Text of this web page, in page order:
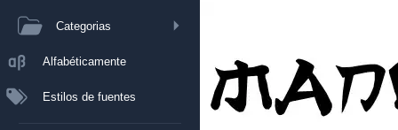
Categorias
Alfabéticamente
Estilos de fuentes